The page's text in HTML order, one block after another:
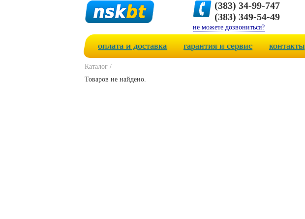
(383) 34-99-747
(383) 349-54-49
не можете дозвониться?
оплата и доставка гарантия и сервис контакты
Каталог /
Товаров не найдено.